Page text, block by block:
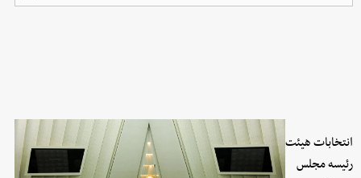
انتخابات هیئت
رئیسه مجلس